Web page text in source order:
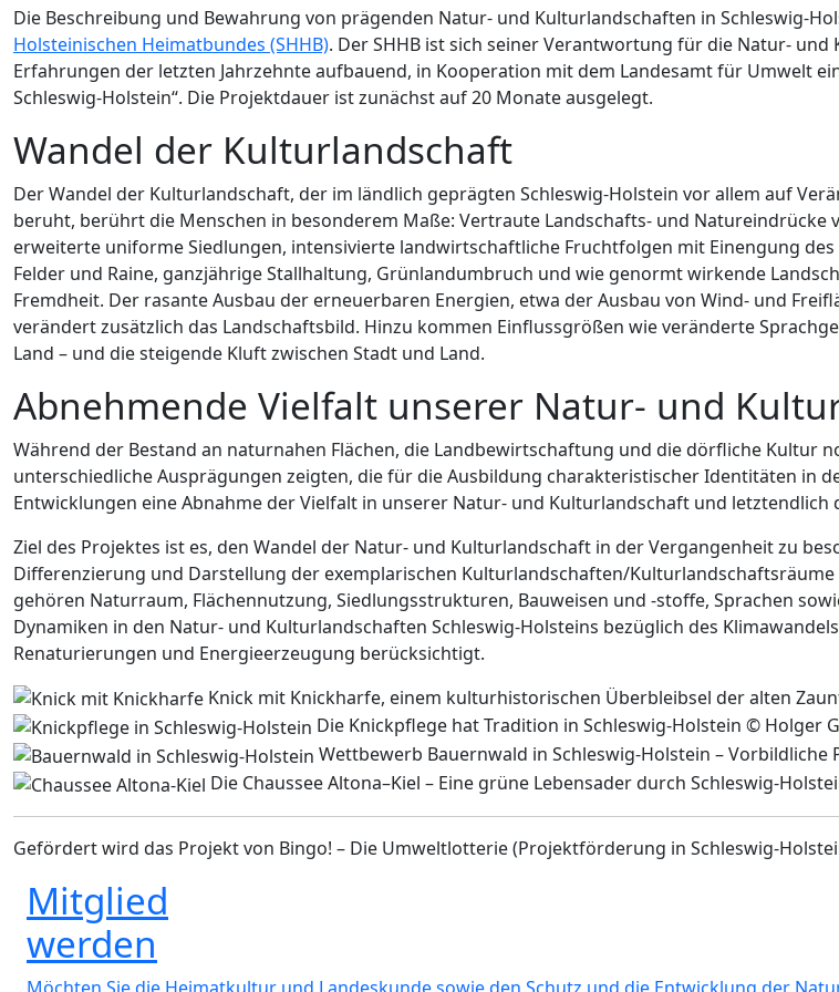
Die Beschreibung und Bewahrung von prägenden Natur- und Kulturlandschaften in Schleswig-
Holsteinischen Heimatbundes (SHHB). Der SHHB ist sich seiner Verantwortung für die Natur-
Erfahrungen der letzten Jahrzehnte aufbauend, in Kooperation mit dem Landesamt für Umwelt
Schleswig-Holstein“. Die Projektdauer ist zunächst auf 20 Monate ausgelegt.
Wandel der Kulturlandschaft
Der Wandel der Kulturlandschaft, der im ländlich geprägten Schleswig-Holstein vor allem auf
beruht, berührt die Menschen in besonderem Maße: Vertraute Landschafts- und
erweiterte uniforme Siedlungen, intensivierte landwirtschaftliche Fruchtfolgen mit Einengung
Felder und Raine, ganzjährige Stallhaltung, Grünlandumbruch und wie genormt wirkende
Fremdheit. Der rasante Ausbau der erneuerbaren Energien, etwa der Ausbau von Wind- und
verändert zusätzlich das Landschaftsbild. Hinzu kommen Einflussgrößen wie veränderte
Land – und die steigende Kluft zwischen Stadt und Land.
Abnehmende Vielfalt unserer Natur- und
Während der Bestand an naturnahen Flächen, die Landbewirtschaftung und die dörfliche Kultur
unterschiedliche Ausprägungen zeigten, die für die Ausbildung charakteristischer Identitäten in
Entwicklungen eine Abnahme der Vielfalt in unserer Natur- und Kulturlandschaft und
Ziel des Projektes ist es, den Wandel der Natur- und Kulturlandschaft in der Vergangenheit zu
Differenzierung und Darstellung der exemplarischen Kulturlandschaften/
gehören Naturraum, Flächennutzung, Siedlungsstrukturen, Bauweisen und ‑stoffe, Sprachen
Dynamiken in den Natur- und Kulturlandschaften Schleswig-Holsteins bezüglich des
Renaturierungen und Energieerzeugung berücksichtigt.
Knick mit Knickharfe, einem kulturhistorischen Überbleibsel der alten
Die Knickpflege hat Tradition in Schleswig-Holstein © Holger
Wettbewerb Bauernwald in Schleswig-Holstein –
Die Chaussee Altona–Kiel – Eine grüne Lebensader durch Schleswig-
Gefördert wird das Projekt von Bingo! – Die Umweltlotterie (Projektförderung in Schleswig-
Mitglied
werden
Möchten Sie die Heimatkultur und Landeskunde sowie den Schutz und die Entwicklung der